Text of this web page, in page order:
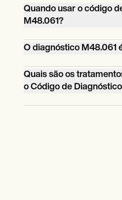
Quando usar o código
M48.061?
Você usa o M48.061
espinhal na região
apresenta nenhum
O diagnóstico M48.061
Sim, o M48.061 é um
diagnóstico faturável que
Quais são os
o Código de